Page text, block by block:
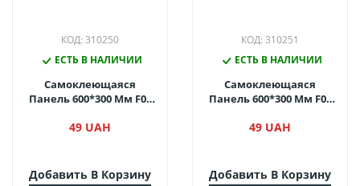
КОД: 310250
ЕСТЬ В НАЛИЧИИ
Самоклеющаяся
Панель 600*300 Мм F02
С Золотом)
49 UAH
Добавить В Корзину
КОД: 310251
ЕСТЬ В НАЛИЧИИ
Самоклеющаяся
Панель 600*300 Мм F04
Золотом)
49 UAH
Добавить В Корзину